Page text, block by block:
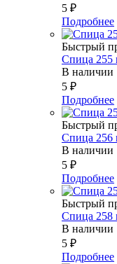
5 ₽
Подробнее
Быстрый
Спица 255
В наличии
5 ₽
Подробнее
Быстрый
Спица 256
В наличии
5 ₽
Подробнее
Быстрый
Спица 258
В наличии
5 ₽
Подробнее